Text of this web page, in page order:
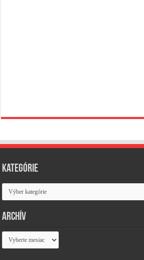
Kategórie
Kategórie
Archív
Archív